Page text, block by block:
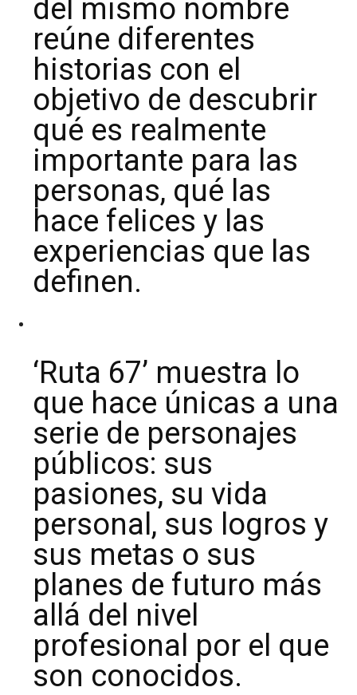
del mismo nombre
reúne diferentes
historias con el
objetivo de descubrir
qué es realmente
importante para las
personas, qué las
hace felices y las
experiencias que las
definen.
‘Ruta 67’ muestra lo
que hace únicas a una
serie de personajes
públicos: sus
pasiones, su vida
personal, sus logros y
sus metas o sus
planes de futuro más
allá del nivel
profesional por el que
son conocidos.